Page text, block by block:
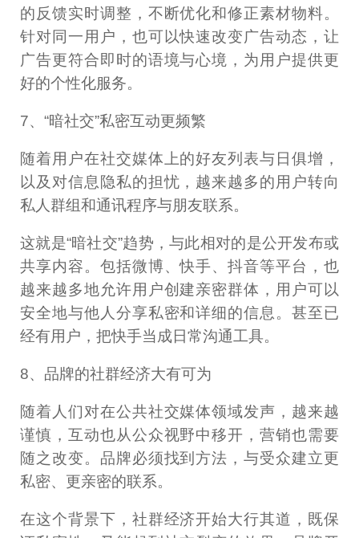
的反馈实时调整，不断优化和修正素材物料。
针对同一用户，也可以快速改变广告动态，让
广告更符合即时的语境与心境，为用户提供更
好的个性化服务。
7、“暗社交”私密互动更频繁
随着用户在社交媒体上的好友列表与日俱增，
以及对信息隐私的担忧，越来越多的用户转向
私人群组和通讯程序与朋友联系。
这就是“暗社交”趋势，与此相对的是公开发布或
共享内容。包括微博、快手、抖音等平台，也
越来越多地允许用户创建亲密群体，用户可以
安全地与他人分享私密和详细的信息。甚至已
经有用户，把快手当成日常沟通工具。
8、品牌的社群经济大有可为
随着人们对在公共社交媒体领域发声，越来越
谨慎，互动也从公众视野中移开，营销也需要
随之改变。品牌必须找到方法，与受众建立更
私密、更亲密的联系。
在这个背景下，社群经济开始大行其道，既保